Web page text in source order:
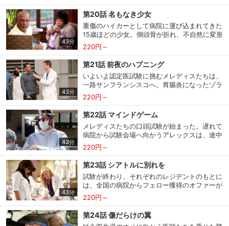
利かなくなる。自分の過ちを後悔するオーウェ
ンは、メレディスに相談を持ちかけるが―。
たと気づき―。その頃病院では、オーウェンが
いない間部長職を務めて張り切るマークが、デ
レクやリチャードの治療方針に異を唱えるな
ど、一人で暴走。カリーとアリゾナは、テディ
を励まそうとベイリーを誘って“女同士”の集ま
づく中、焦るアレックスとエイプリルは、レク
シーの才能を利用することを思いつく。
43分
第20話 名もなき少女
重傷のハイカーとして病院に運び込まれてきた
15歳ほどの少女。側頭骨が折れ、不自然に変形
した骨格のレントゲン写真を見たテディは、イ
ラクで見た拷問を受けた患者と同じだと指摘。
メレディスも手足に縛られた跡を発見し、彼女
の名前から、12年前に誘拐されて行方不明だっ
たホリーだと判明する。そんな中、試験勉強と
並行し、次の就職先との面接に挑むレジデント
たち。アレックスには１つもアポがない一方
ら贈り物が。一方リチャードは、アデルから同
じ施設で暮らす男性に恋をしたと告白される。
220円～
43分
第21話 前夜のハプニング
いよいよ認定医試験に挑むメレディスたちは、
一路サンフランシスコへ。胃腸炎になったゾラ
に後ろ髪を引かれつつシアトルを発ったメレデ
ィスは、会場に着いたとたん体調不良に。アレ
ックスはトミーの検査結果が気になり、何度も
アリゾナに電話を入れる。試験前の緊張が最高
潮に達したエイプリルは、バーで絡んで来たラ
イバルの医師と取っ組み合いに。一方レジデン
トたちが留守の病院では、オーウェンとテディ
クソンが不在のため何かとマークから頼りにさ
れるうちに、マークへの想いが再燃し…。
220円～
43分
第22話 マインドゲーム
メレディスたちの口頭試験が始まった。遅れて
病院から試験会場へ向かうアレックスは、途中
でひどい渋滞に巻き込まれる。自信満々のクリ
スティーナは年老いた試験官と相性が悪く、メ
レディスは試験中も吐き気に襲われ、エイプリ
ルは緊張のあまりパニックに。シアトルでは、
ジャクソンの試験が心配で食事も手につかない
マークを見て母性をくすぐられたジュリアが、
思わず“あなたの子供が欲しい”と口走る。同じ
が病院を去る可能性を考慮し、彼らに代わる人
材を確保するため、ベイリーに協力を求めるが
220円～
43分
第23話 シアトルに別れを
試験が終わり、それぞれのレジデントのもとに
は、全国の病院からフェロー獲得のオファーが
届きはじめる。試験に失敗したと思ったアレッ
クスには、なんと夢のホプキンスから連絡が。
また、メレディスがボストンとシアトルの間で
迷う中、デレクはハーバードが新たに設立する
220円～
第24話 傷だらけの翼